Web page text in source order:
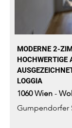
MODERNE 2-
HOCHWERTIGE
LOGGIA
1060Wien-
Gumpendorfer